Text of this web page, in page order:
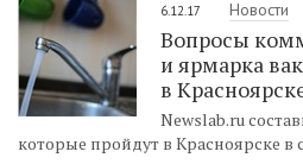
6.12.17 Новости
Вопросы
и ярмарка
в
Newslab.ru
которые пройдут в Красноярске в